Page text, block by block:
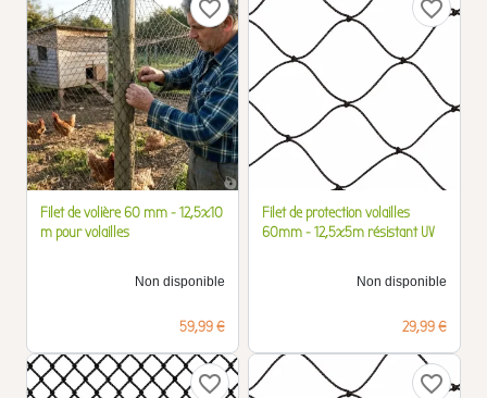
favorite_border
Filet de volière 60 mm - 12,5x10
m pour volailles
Non disponible
Prix
59,99 €
favorite_border
Filet de protection volailles
60mm - 12,5x5m résistant UV
Non disponible
Prix
29,99 €
favorite_border favorite_border